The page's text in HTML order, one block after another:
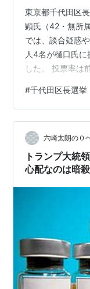
東京都千代田区
顕氏（42・無所
では、談合疑惑
人4名が樋口氏
した。 投票率は
浜森香織氏、黒
の公約を掲げて
した支持層が勝
区政では、談合
が求められます
を発揮するのか
#千代田区長選挙
六崎太朗の０
トランプ大統
心配なのは暗